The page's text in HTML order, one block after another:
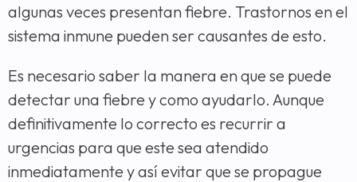
algunas veces presentan fiebre. Trastornos en el
sistema inmune pueden ser causantes de esto.
Es necesario saber la manera en que se puede
detectar una fiebre y como ayudarlo. Aunque
definitivamente lo correcto es recurrir a
urgencias para que este sea atendido
inmediatamente y así evitar que se propague